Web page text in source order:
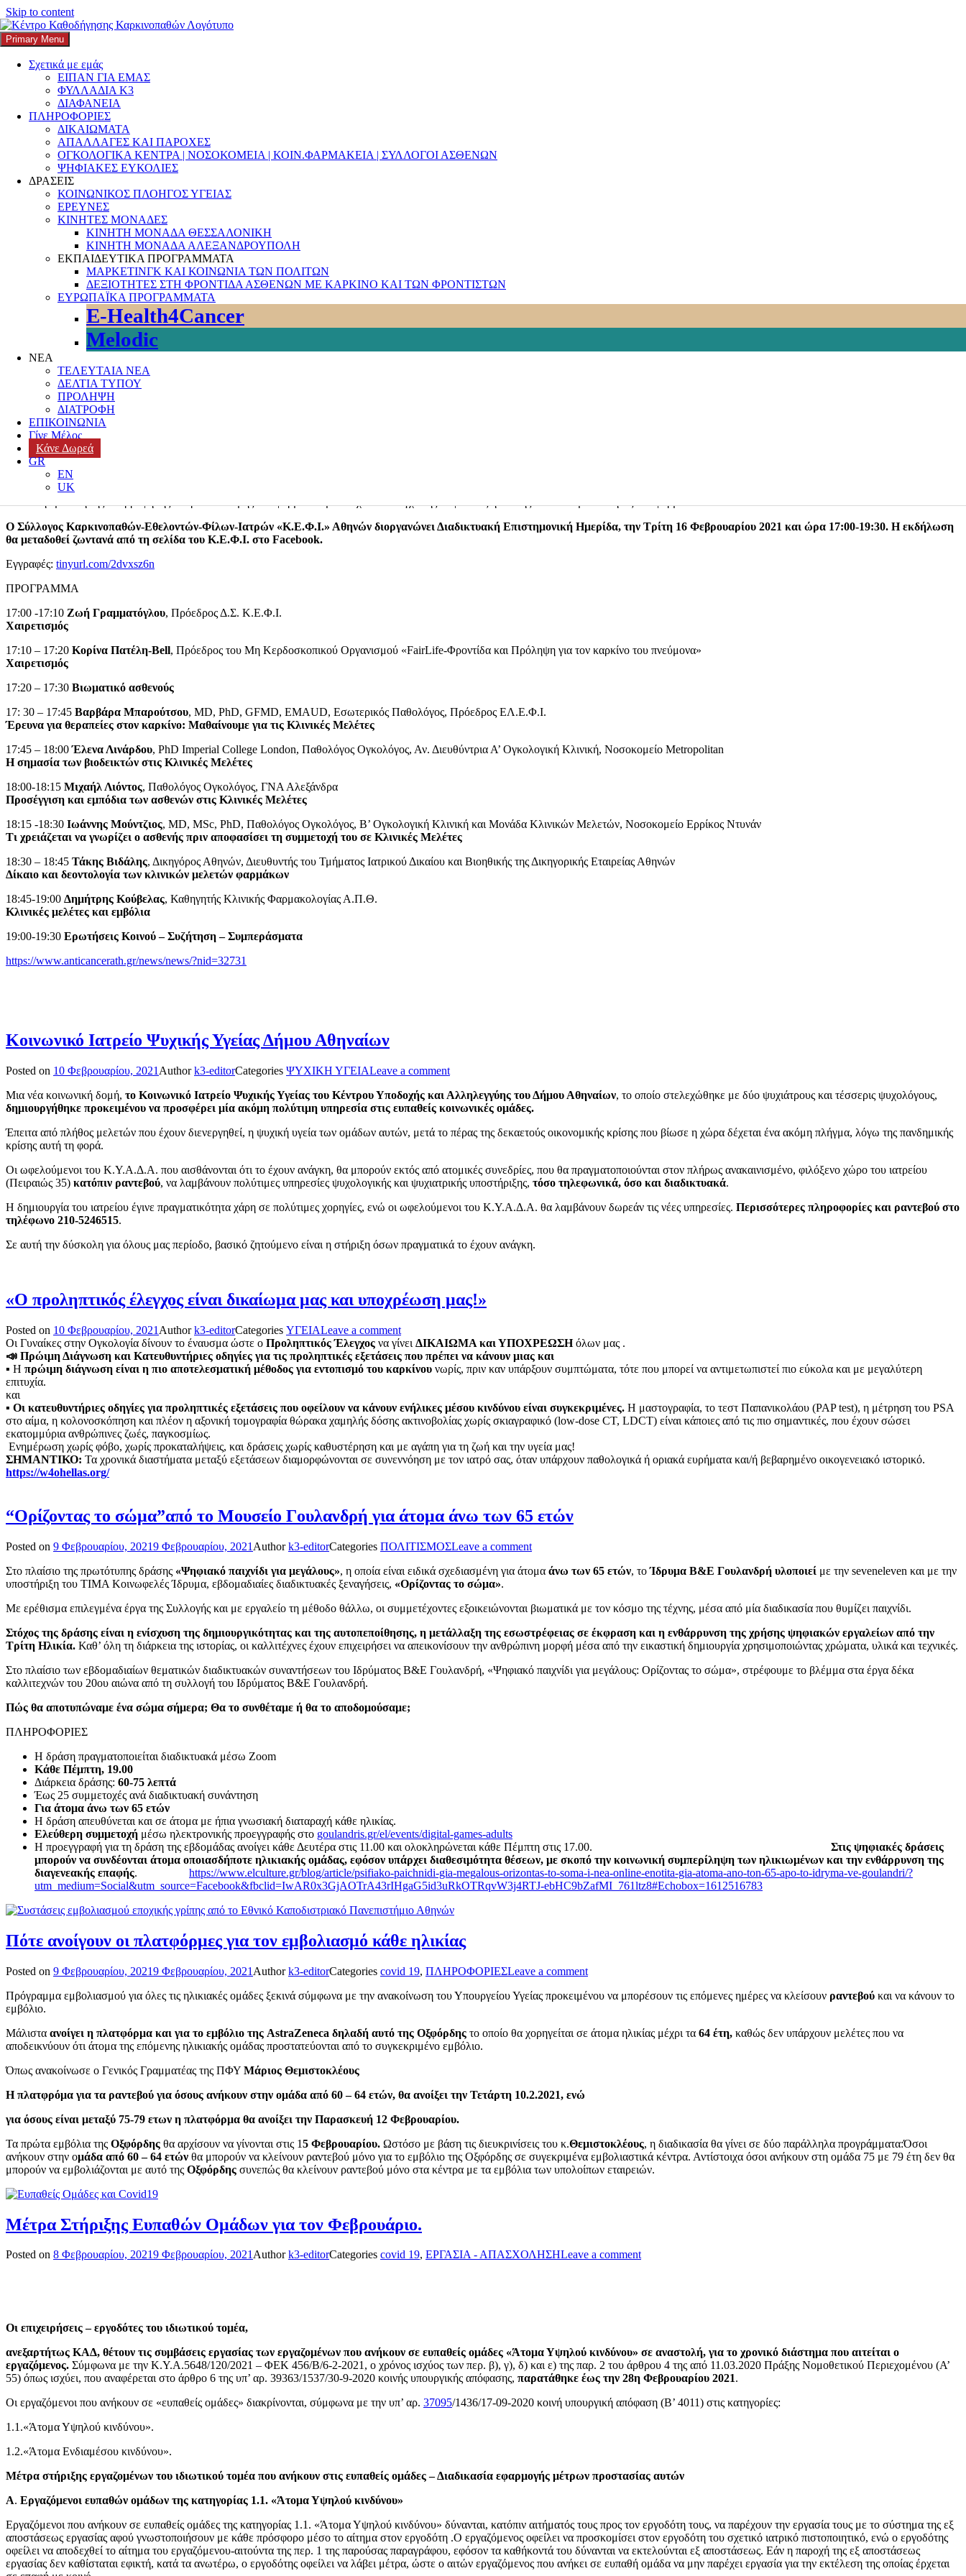
Skip to content
K3
ΚΕΝΤΡΟ ΚΑΘΟΔΗΓΗΣΗΣ ΚΑΡΚΙΝΟΠΑΘΩΝ
Primary Menu
Σχετικά με εμάς
ΕΙΠΑΝ ΓΙΑ ΕΜΑΣ
ΦΥΛΛΑΔΙΑ Κ3
ΔΙΑΦΑΝΕΙΑ
ΠΛΗΡΟΦΟΡΙΕΣ
ΔΙΚΑΙΩΜΑΤΑ
ΑΠΑΛΛΑΓΕΣ ΚΑΙ ΠΑΡΟΧΕΣ
ΟΓΚΟΛΟΓΙΚΑ ΚΕΝΤΡΑ | ΝΟΣΟΚΟΜΕΙΑ | ΚΟΙΝ.ΦΑΡΜΑΚΕΙΑ | ΣΥΛΛΟΓΟΙ ΑΣΘΕΝΩΝ
ΨΗΦΙΑΚΕΣ ΕΥΚΟΛΙΕΣ
ΔΡΑΣΕΙΣ
ΚΟΙΝΩΝΙΚΟΣ ΠΛΟΗΓΟΣ ΥΓΕΙΑΣ
ΕΡΕΥΝΕΣ
ΚΙΝΗΤΕΣ ΜΟΝΑΔΕΣ
ΚΙΝΗΤΗ ΜΟΝΑΔΑ ΘΕΣΣΑΛΟΝΙΚΗ
ΚΙΝΗΤΗ ΜΟΝΑΔΑ ΑΛΕΞΑΝΔΡΟΥΠΟΛΗ
ΕΚΠΑΙΔΕΥΤΙΚΑ ΠΡΟΓΡΑΜΜΑΤΑ
ΜΑΡΚΕΤΙΝΓΚ ΚΑΙ ΚΟΙΝΩΝΙΑ ΤΩΝ ΠΟΛΙΤΩΝ
ΔΕΞΙΟΤΗΤΕΣ ΣΤΗ ΦΡΟΝΤΙΔΑ ΑΣΘΕΝΩΝ ΜΕ ΚΑΡΚΙΝΟ ΚΑΙ ΤΩΝ ΦΡΟΝΤΙΣΤΩΝ
ΕΥΡΩΠΑΪΚΑ ΠΡΟΓΡΑΜΜΑΤΑ
E-Health4Cancer
Melodic
ΝΕΑ
ΤΕΛΕΥΤΑΙΑ ΝΕΑ
ΔΕΛΤΙΑ ΤΥΠΟΥ
ΠΡΟΛΗΨΗ
ΔΙΑΤΡΟΦΗ
ΕΠΙΚΟΙΝΩΝΙΑ
Γίνε Μέλος
Κάνε Δωρεά
GR
EN
UK
Αναζήτηση για:
Συντάκτης:k3-editor
ΚΛΙΝΙΚΕΣ ΜΕΛΕΤΕΣ από το Σύλλογο ΚΕΦΙ ΑΘΗΝΩΝ
Posted on 10 Φεβρουαρίου, 2021
Ο χρόνος που απαιτείται για να φτάσει ένα φάρμακο από το εργαστήριο στους ασθενείς είναι 10-15 έτη. Το ποσοστό επιτυχίας ανά θεραπευτική περιοχή υπολογίζεται στην Ογκολογία να είναι
γύρω στο 7% όταν 1 στις 9 προσπάθειες καταφέρνει να εγκριθεί από τους αρμόδιους φορείς
Η κλινική μελέτηαποτελεί το μοναδικό εγκεριμένο τρόπο δημιουργίας και ανάπτυξης νέων φαρμάκων μέσω των κλινικών μελετών .
Ως Κλινική Μελέτη νοείται κάθε διερεύνηση με σκοπό
Τον προσδιορισμό των κλινικών και φαρμακολογικών δράσεων του δοκιμάζομενου φαρμάκου
Την καταγραφή των παρενεργειών
Ο Σύλλογος Καρκινοπαθών-Εθελοντών-Φίλων-Ιατρών «Κ.Ε.Φ.Ι.» Αθηνών διοργανώνει Διαδικτυακή Επιστημονική Ημερίδα, την Τρίτη 16 Φεβρουαρίου 2021 και ώρα 17:00-19:30. Η εκδήλωση
θα μεταδοθεί ζωντανά από τη σελίδα του Κ.Ε.Φ.Ι. στο Facebook.
Εγγραφές: tinyurl.com/2dvxsz6n
ΠΡΟΓΡΑΜΜΑ
17:00 -17:10 Ζωή Γραμματόγλου, Πρόεδρος Δ.Σ. Κ.Ε.Φ.Ι.
Χαιρετισμός
17:10 – 17:20 Κορίνα Πατέλη-Bell, Πρόεδρος του Μη Κερδοσκοπικού Οργανισμού «FairLife-Φροντίδα και Πρόληψη για τον καρκίνο του πνεύμονα»
Χαιρετισμός
17:20 – 17:30 Βιωματικό ασθενούς
17: 30 – 17:45 Βαρβάρα Μπαρούτσου, MD, PhD, GFMD, EMAUD, Εσωτερικός Παθολόγος, Πρόεδρος ΕΛ.Ε.Φ.Ι.
Έρευνα για θεραπείες στον καρκίνο: Μαθαίνουμε για τις Κλινικές Μελέτες
17:45 – 18:00Έλενα Λινάρδου, PhD Imperial College London, Παθολόγος Ογκολόγος, Αν. Διευθύντρια Α’ Ογκολογική Κλινική, Νοσοκομείο Metropolitan
Η σημασία των βιοδεικτών στις Κλινικές Μελέτες
18:00-18:15 Μιχαήλ Λιόντος, Παθολόγος Ογκολόγος, ΓΝΑ Αλεξάνδρα
Προσέγγιση και εμπόδια των ασθενών στις Κλινικές Μελέτες
18:15 -18:30 Ιωάννης Μούντζιος, MD, MSc, PhD, Παθολόγος Ογκολόγος, B’ Ογκολογική Κλινική και Μονάδα Κλινικών Μελετών, Νοσοκομείο Ερρίκος Ντυνάν
Τι χρειάζεται να γνωρίζει ο ασθενής πριν αποφασίσει τη συμμετοχή του σε Κλινικές Μελέτες
18:30 – 18:45 Τάκης Βιδάλης, Δικηγόρος Αθηνών, Διευθυντής του Τμήματος Ιατρικού Δικαίου και Βιοηθικής της Δικηγορικής Εταιρείας Αθηνών
Δίκαιο και δεοντολογία των κλινικών μελετών φαρμάκων
18:45-19:00 Δημήτρης Κούβελας, Καθηγητής Κλινικής Φαρμακολογίας Α.Π.Θ.
Κλινικές μελέτες και εμβόλια
19:00-19:30 Ερωτήσεις Κοινού – Συζήτηση – Συμπεράσματα
https://www.anticancerath.gr/news/news/?nid=32731
Κοινωνικό Ιατρείο Ψυχικής Υγείας Δήμου Αθηναίων
Posted on 10 Φεβρουαρίου, 2021 Authork3-editorCategories ΨΥΧΙΚΗ ΥΓΕΙΑLeave a comment
Μια νέα κοινωνική δομή, το Κοινωνικό Ιατρείο Ψυχικής Υγείας του Κέντρου Υποδοχής και Αλληλεγγύης του Δήμου Αθηναίων, το οποίο στελεχώθηκε με δύο ψυχιάτρους και τέσσερις ψυχολόγους,
δημιουργήθηκε προκειμένου να προσφέρει μία ακόμη πολύτιμη υπηρεσία στις ευπαθείς κοινωνικές ομάδες.
Έπειτα από πλήθος μελετών που έχουν διενεργηθεί, η ψυχική υγεία των ομάδων αυτών, μετά το πέρας της δεκαετούς οικονομικής κρίσης που βίωσε η χώρα δέχεται ένα ακόμη πλήγμα, λόγω της πανδημικής
κρίσης αυτή τη φορά.
Οι ωφελούμενοι του Κ.Υ.Α.Δ.Α. που αισθάνονται ότι το έχουν ανάγκη, θα μπορούν εκτός από ατομικές συνεδρίες, που θα πραγματοποιούνται στον πλήρως ανακαινισμένο, φιλόξενο χώρο του ιατρείου
(Πειραιώς 35) κατόπιν ραντεβού, να λαμβάνουν πολύτιμες υπηρεσίες ψυχολογικής και ψυχιατρικής υποστήριξης, τόσο τηλεφωνικά, όσο και διαδικτυακά.
Η δημιουργία του ιατρείου έγινε πραγματικότητα χάρη σε πολύτιμες χορηγίες, ενώ οι ωφελούμενοι του Κ.Υ.Α.Δ.Α. θα λαμβάνουν δωρεάν τις νέες υπηρεσίες. Περισσότερες πληροφορίες και ραντεβού στο
τηλέφωνο 210-5246515.
Σε αυτή την δύσκολη για όλους μας περίοδο, βασικό ζητούμενο είναι η στήριξη όσων πραγματικά το έχουν ανάγκη.
«Ο προληπτικός έλεγχος είναι δικαίωμα μας και υποχρέωση μας!»
Posted on 10 Φεβρουαρίου, 2021 Authork3-editorCategories ΥΓΕΙΑLeave a comment
Οι Γυναίκες στην Ογκολογία δίνουν το έναυσμα ώστε ο Προληπτικός Έλεγχος να γίνει ΔΙΚΑΙΩΜΑ και ΥΠΟΧΡΕΩΣΗόλων μας .
📣 Πρώιμη Διάγνωση και Κατευθυντήριες οδηγίες για τις προληπτικές εξετάσεις που πρέπει να κάνουν μιας και
▪ Η πρώιμη διάγνωση είναι η πιο αποτελεσματική μέθοδος για εντοπισμό του καρκίνου νωρίς, πριν καν υπάρξουν συμπτώματα, τότε που μπορεί να αντιμετωπιστεί πιο εύκολα και με μεγαλύτερη
επιτυχία.
και
▪ Οι κατευθυντήριες οδηγίες για προληπτικές εξετάσεις που οφείλουν να κάνουν ενήλικες μέσου κινδύνου είναι συγκεκριμένες. Η μαστογραφία, το τεστ Παπανικολάου (PAP test), η μέτρηση του PSA
στο αίμα, η κολονοσκόπηση και πλέον η αξονική τομογραφία θώρακα χαμηλής δόσης ακτινοβολίας χωρίς σκιαγραφικό (low-dose CT, LDCT) είναι κάποιες από τις πιο σημαντικές, που έχουν σώσει
εκατομμύρια ανθρώπινες ζωές, παγκοσμίως.
Ενημέρωση χωρίς φόβο, χωρίς προκαταλήψεις, και δράσεις χωρίς καθυστέρηση και με αγάπη για τη ζωή και την υγεία μας!
ΣΗΜΑΝΤΙΚΟ: Τα χρονικά διαστήματα μεταξύ εξετάσεων διαμορφώνονται σε συνεννόηση με τον ιατρό σας, όταν υπάρχουν παθολογικά ή οριακά ευρήματα και/ή βεβαρημένο οικογενειακό ιστορικό.
https://w4ohellas.org/
“Ορίζοντας το σώμα”από το Μουσείο Γουλανδρή για άτομα άνω των 65 ετών
Posted on 9 Φεβρουαρίου, 20219 Φεβρουαρίου, 2021 Authork3-editorCategories ΠΟΛΙΤΙΣΜΟΣLeave a comment
Στο πλαίσιο της πρωτότυπης δράσης «Ψηφιακό παιχνίδι για μεγάλους», η οποία είναι ειδικά σχεδιασμένη για άτομα άνω των 65 ετών, τοΊδρυμα Β&Ε Γουλανδρή υλοποιεί με την seveneleven και με την
υποστήριξη του ΤΙΜΑ Κοινωφελές Ίδρυμα, εβδομαδιαίες διαδικτυακές ξεναγήσεις, «Ορίζοντας το σώμα».
Με ερέθισμα επιλεγμένα έργα της Συλλογής και με εργαλείο τη μέθοδο θάλλω, oι συμμετέχοντες εξοικειώνονται βιωματικά με τον κόσμο της τέχνης, μέσα από μία διαδικασία που θυμίζει παιχνίδι.
Στόχος της δράσης είναι η ενίσχυση της δημιουργικότητας και της αυτοπεποίθησης, η μετάλλαξη της εσωστρέφειας σε έκφραση και η ενθάρρυνση της χρήσης ψηφιακών εργαλείων από την
Τρίτη Ηλικία. Καθ’ όλη τη διάρκεια της ιστορίας, οι καλλιτέχνες έχουν επιχειρήσει να απεικονίσουν την ανθρώπινη μορφή μέσα από την εικαστική δημιουργία χρησιμοποιώντας χρώματα, υλικά και τεχνικές.
Στο πλαίσιο των εβδομαδιαίων θεματικών διαδικτυακών συναντήσεων του Ιδρύματος Β&Ε Γουλανδρή, «Ψηφιακό παιχνίδι για μεγάλους: Ορίζοντας το σώμα», στρέφουμε το βλέμμα στα έργα δέκα
καλλιτεχνών του 20ου αιώνα από τη συλλογή του Ιδρύματος Β&Ε Γουλανδρή.
Πώς θα αποτυπώναμε ένα σώμα σήμερα; Θα το συνθέταμε ή θα το αποδομούσαμε;
ΠΛΗΡΟΦΟΡΙΕΣ
Η δράση πραγματοποιείται διαδικτυακά μέσω Zoom
Κάθε Πέμπτη, 19.00
Διάρκεια δράσης: 60-75 λεπτά
Έως 25 συμμετοχές ανά διαδικτυακή συνάντηση
Για άτομα άνω των 65 ετών
Η δράση απευθύνεται και σε άτομα με ήπια γνωσιακή διαταραχή κάθε ηλικίας.
Ελεύθερη συμμετοχή μέσω ηλεκτρονικής προεγγραφής στο goulandris.gr/el/events/digital-games-adults
Η προεγγραφή για τη δράση της εβδομάδας ανοίγει κάθε Δευτέρα στις 11.00 και ολοκληρώνεται κάθε Πέμπτη στις 17.00. Στις ψηφιακές δράσεις
μπορούν να συνδέονται άτομα οποιασδήποτε ηλικιακής ομάδας, εφόσον υπάρχει διαθεσιμότητα θέσεων, με σκοπό την κοινωνική συμπερίληψη των ηλικιωμένων και την ενθάρρυνση της
διαγενεακής επαφής. https://www.elculture.gr/blog/article/psifiako-paichnidi-gia-megalous-orizontas-to-soma-i-nea-online-enotita-gia-atoma-ano-ton-65-apo-to-idryma-ve-goulandri/?
utm_medium=Social&utm_source=Facebook&fbclid=IwAR0x3GjAOTrA43rIHgaG5id3uRkOTRqvW3j4RTJ-ebHC9bZafMI_761ltz8#Echobox=1612516783
Πότε ανοίγουν οι πλατφόρμες για τον εμβολιασμό κάθε ηλικίας
Posted on 9 Φεβρουαρίου, 20219 Φεβρουαρίου, 2021 Authork3-editorCategories covid 19, ΠΛΗΡΟΦΟΡΙΕΣLeave a comment
Πρόγραμμα εμβολιασμού για όλες τις ηλικιακές ομάδες ξεκινά σύμφωνα με την ανακοίνωση του Υπουργείου Υγείας προκειμένου να μπορέσουν τις επόμενες ημέρες να κλείσουν ραντεβού και να κάνουν το
εμβόλιο.
Μάλιστα ανοίγει η πλατφόρμα και για το εμβόλιο της AstraZeneca δηλαδή αυτό της Οξφόρδης το οποίο θα χορηγείται σε άτομα ηλικίας μέχρι τα 64 έτη, καθώς δεν υπάρχουν μελέτες που να
αποδεικνύουν ότι άτομα της επόμενης ηλικιακής ομάδας προστατεύονται από το συγκεκριμένο εμβόλιο.
Όπως ανακοίνωσε ο Γενικός Γραμματέας της ΠΦΥ Μάριος Θεμιστοκλέους
Η πλατφρόμα για τα ραντεβού για όσους ανήκουν στην ομάδα από 60 – 64 ετών, θα ανοίξει την Τετάρτη 10.2.2021, ενώ
για όσους είναι μεταξύ 75-79 ετων η πλατφόρμα θα ανοίξει την Παρασκευή 12 Φεβρουαρίου.
Τα πρώτα εμβόλια της Οξφόρδης θα αρχίσουν να γίνονται στις 15 Φεβρουαρίου. Ωστόσο με βάση τις διευκρινίσεις του κ.Θεμιστοκλέους, η διαδικασία θα γίνει σε δύο παράλληλα προγράμματα:Όσοι
ανήκουν στην ομάδα από 60 – 64 ετών θα μπορούν να κλείνουν ραντεβού μόνο για το εμβόλιο της Οξφόρδης σε συγεκριμένα εμβολιαστικά κέντρα. Αντίστοιχα όσοι ανήκουν στη ομάδα 75 με 79 έτη δεν θα
μπορούν να εμβολιάζονται με αυτό της Οξφόρδης συνεπώς θα κλείνουν ραντεβού μόνο στα κέντρα με τα εμβόλια των υπολοίπων εταιρειών.
Μέτρα Στήριξης Ευπαθών Ομάδων για τον Φεβρουάριο.
Posted on 8 Φεβρουαρίου, 20219 Φεβρουαρίου, 2021Authork3-editorCategories covid 19, ΕΡΓΑΣΙΑ - ΑΠΑΣΧΟΛΗΣΗLeave a comment
Οι επιχειρήσεις – εργοδότες του ιδιωτικού τομέα,
ανεξαρτήτως ΚΑΔ, θέτουν τις συμβάσεις εργασίας των εργαζομένων που ανήκουν σε ευπαθείς ομάδες «Άτομα Υψηλού κινδύνου» σε αναστολή, για το χρονικό διάστημα που αιτείται ο
εργαζόμενος. Σύμφωνα με την Κ.Υ.Α.5648/120/2021 – ΦΕΚ 456/Β/6-2-2021, ο χρόνος ισχύος των περ. β), γ), δ) και ε) της παρ. 2 του άρθρου 4 της από 11.03.2020 Πράξης Νομοθετικού Περιεχομένου (Α’
55) όπως ισχύει, που αναφέρεται στο άρθρο 6 της υπ’ αρ. 39363/1537/30-9-2020 κοινής υπουργικής απόφασης, παρατάθηκε έως την 28η Φεβρουαρίου 2021.
Οι εργαζόμενοι που ανήκουν σε «ευπαθείς ομάδες» διακρίνονται, σύμφωνα με την υπ’ αρ. 37095/1436/17-09-2020 κοινή υπουργική απόφαση (Β’ 4011) στις κατηγορίες:
1.1.«Άτομα Υψηλού κινδύνου».
1.2.«Άτομα Ενδιαμέσου κινδύνου».
Μέτρα στήριξης εργαζομένων του ιδιωτικού τομέα που ανήκουν στις ευπαθείς ομάδες – Διαδικασία εφαρμογής μέτρων προστασίας αυτών
Α. Εργαζόμενοι ευπαθών ομάδων της κατηγορίας 1.1. «Άτομα Υψηλού κινδύνου»
Εργαζόμενοι που ανήκουν σε ευπαθείς ομάδες της κατηγορίας 1.1. «Άτομα Υψηλού κινδύνου» δύνανται, κατόπιν αιτήματός τους προς τον εργοδότη τους, να παρέχουν την εργασία τους με το σύστημα της εξ
αποστάσεως εργασίας αφού γνωστοποιήσουν με κάθε πρόσφορο μέσο το αίτημα στον εργοδότη .Ο εργαζόμενος οφείλει να προσκομίσει στον εργοδότη του σχετικό ιατρικό πιστοποιητικό, ενώ ο εργοδότης
οφείλει να αποδεχθεί το αίτημα του εργαζόμενου-αιτούντα της περ. 1 της παρούσας παραγράφου, εφόσον τα καθήκοντά του δύνανται να εκτελούνται εξ αποστάσεως. Εάν η παροχή της εξ αποστάσεως
εργασίας δεν καθίσταται εφικτή, κατά τα ανωτέρω, ο εργοδότης οφείλει να λάβει μέτρα, ώστε ο αιτών εργαζόμενος που ανήκει σε ευπαθή ομάδα να μην παρέχει εργασία για την εκτέλεση της οποίας έρχεται